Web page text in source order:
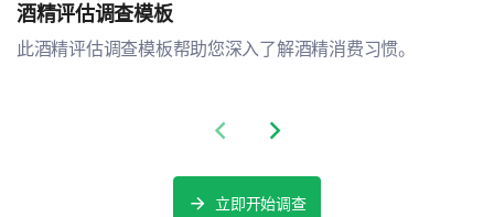
酒精评估调查模板
此酒精评估调查模板帮助您深入了解酒精消费习惯。
Previous slide
Next slide
立即开始调查